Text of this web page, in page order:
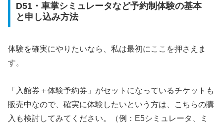
D51・車掌シミュレータなど予約制体験の基本
と申し込み方法
体験を確実にやりたいなら、私は最初にここを押さえま
す。
「入館券＋体験予約券」がセットになっているチケットも
販売中なので、確実に体験したいという方は、こちらの購
入も検討してみてください。（例：E5シミュレータ、ミ